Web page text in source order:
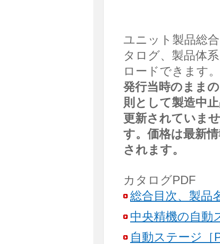
ユニット製品総
タログ、製品体
ロードできます。
発行当時のまま
則として製造中
更新されていま
す。価格は最新
されます。
カタログPDF
総合目次、製
中央精機の自
自動ステージ［